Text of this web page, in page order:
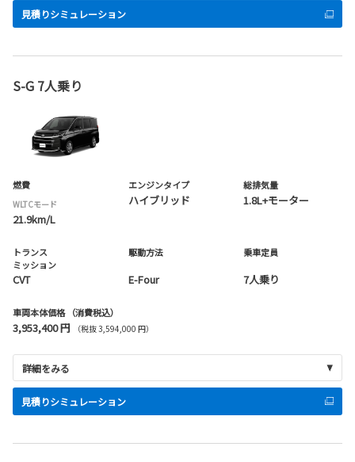
見積りシミュレーション
S-G 7人乗り
燃費
WLTCモード
21.9km/L
エンジンタイプ
ハイブリッド
総排気量
1.8L+モーター
トランス
ミッション
CVT
駆動方法
E-Four
乗車定員
7人乗り
車両本体価格 （消費税込）
3,953,400 円 （税抜 3,594,000 円）
詳細をみる
見積りシミュレーション